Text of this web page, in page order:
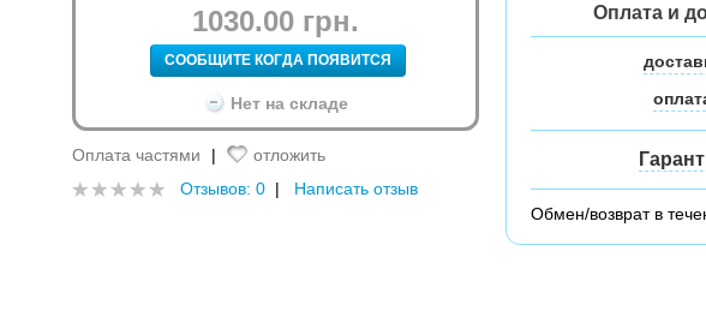
1030.00 грн.
СООБЩИТЕ КОГДА ПОЯВИТСЯ
Нет на складе
Оплата частями |
отложить
Отзывов: 0 | Написать отзыв
Оплата и
Обмен/возврат в